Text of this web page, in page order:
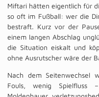
Miftari hätten eigentlich für
so oft im Fußball: wer die
bestraft. Kurz vor der
einem langen Abschlag
die Situation eiskalt und
ohne Ausrutscher wäre der
Nach dem Seitenwechsel
Fouls, wenig Spielfluss